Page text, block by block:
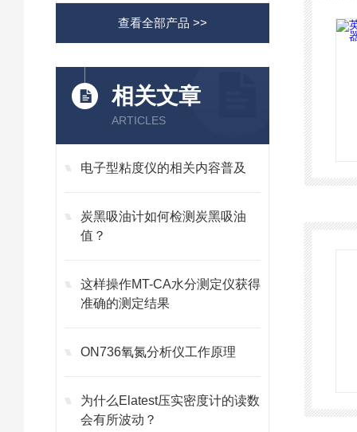
查看全部产品 >>
相关文章
ARTICLES
电子型粘度仪的相关内容普及
炭黑吸油计如何检测炭黑吸油
值？
这样操作MT-CA水分测定仪获得
准确的测定结果
ON736氧氮分析仪工作原理
为什么Elatest压实密度计的读数
会有所波动？